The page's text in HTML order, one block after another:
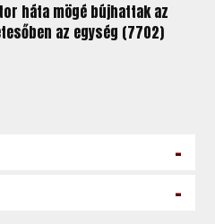
háta mögé bújhattak az
az egység (7702)
-
-